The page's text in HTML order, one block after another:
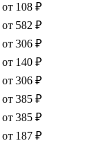
от 108 ₽
от 582 ₽
от 306 ₽
от 140 ₽
от 306 ₽
от 385 ₽
от 385 ₽
от 187 ₽